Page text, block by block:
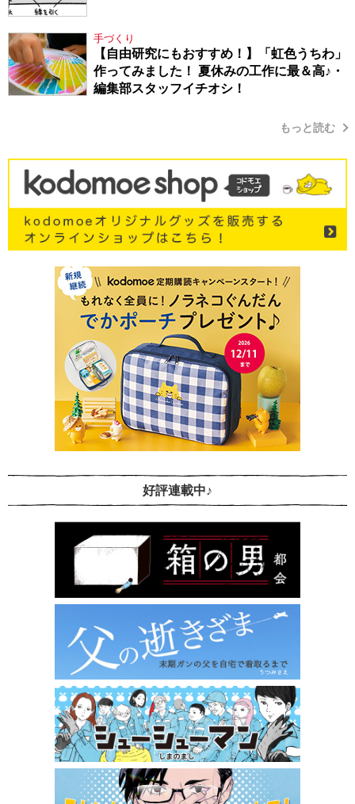
手づくり
【自由研究にもおすすめ！】「虹色うちわ」
作ってみました！ 夏休みの工作に最＆高♪・
編集部スタッフイチオシ！
もっと読む
好評連載中♪